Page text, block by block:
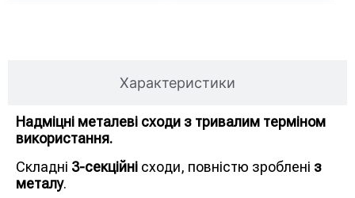
Характеристики
Надміцні металеві сходи з тривалим терміном
використання.
Складні 3-секційні сходи, повністю зроблені з
металу.